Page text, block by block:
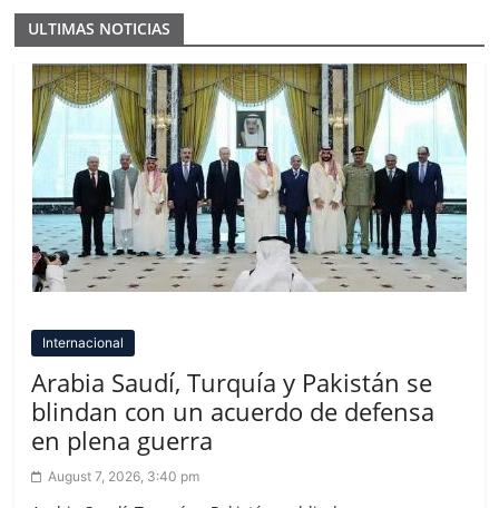
ULTIMAS NOTICIAS
Internacional
Arabia Saudí, Turquía y Pakistán se
blindan con un acuerdo de defensa
en plena guerra
August 7, 2026, 3:40 pm